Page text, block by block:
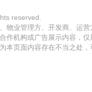
reserved.
业管理方、开发商、运
机构或广告展示内容，仅
页面内容存在不当之处